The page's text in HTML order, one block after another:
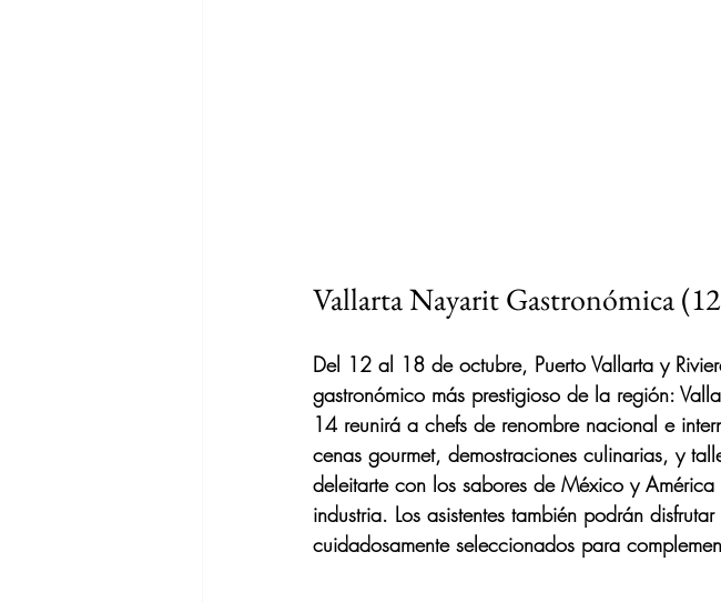
Vallarta Nayarit Gastronómica
Del 12 al 18 de octubre, Puerto Vallarta y
gastronómico más prestigioso de la región:
14 reunirá a chefs de renombre nacional e
cenas gourmet, demostraciones culinarias, y
deleitarte con los sabores de México y
industria. Los asistentes también podrán
cuidadosamente seleccionados para